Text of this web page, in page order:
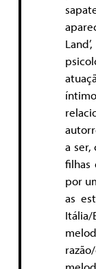
a ser,
filhas
por
as